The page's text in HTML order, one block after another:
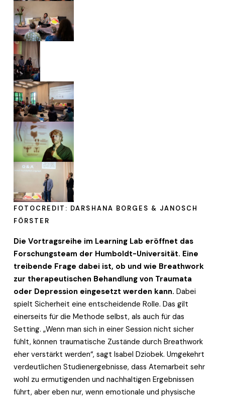
FOTOCREDIT: DARSHANA BORGES & JANOSCH
FÖRSTER
Die Vortragsreihe im Learning Lab eröffnet das
Forschungsteam der Humboldt-Universität. Eine
treibende Frage dabei ist, ob und wie Breathwork
zur therapeutischen Behandlung von Traumata
oder Depression eingesetzt werden kann. Dabei
spielt Sicherheit eine entscheidende Rolle. Das gilt
einerseits für die Methode selbst, als auch für das
Setting. „Wenn man sich in einer Session nicht sicher
fühlt, können traumatische Zustände durch Breathwork
eher verstärkt werden“, sagt Isabel Dziobek. Umgekehrt
verdeutlichen Studienergebnisse, dass Atemarbeit sehr
wohl zu ermutigenden und nachhaltigen Ergebnissen
führt, aber eben nur, wenn emotionale und physische